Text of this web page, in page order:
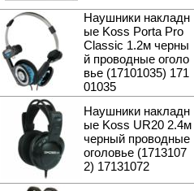
Наушники накладн
ые Koss Porta Pro
Classic 1.2м черны
й проводные оголо
вье (17101035) 171
01035
Наушники накладн
ые Koss UR20 2.4м
черный проводные
оголовье (1713107
2) 17131072